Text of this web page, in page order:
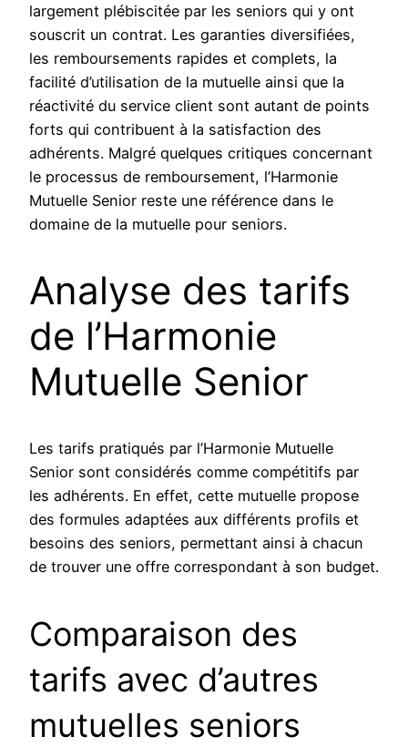
largement plébiscitée par les seniors qui y ont
souscrit un contrat. Les garanties diversifiées,
les remboursements rapides et complets, la
facilité d’utilisation de la mutuelle ainsi que la
réactivité du service client sont autant de points
forts qui contribuent à la satisfaction des
adhérents. Malgré quelques critiques concernant
le processus de remboursement, l’Harmonie
Mutuelle Senior reste une référence dans le
domaine de la mutuelle pour seniors.
Analyse des tarifs
de l’Harmonie
Mutuelle Senior
Les tarifs pratiqués par l’Harmonie Mutuelle
Senior sont considérés comme compétitifs par
les adhérents. En effet, cette mutuelle propose
des formules adaptées aux différents profils et
besoins des seniors, permettant ainsi à chacun
de trouver une offre correspondant à son budget.
Comparaison des
tarifs avec d’autres
mutuelles seniors